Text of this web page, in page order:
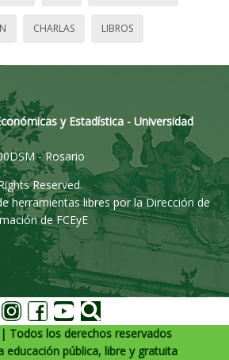
CHARLAS LIBROS
y Estadística - Universidad
- Rosario
Reserved.
herramientas libres por la Dirección de
de FCEyE
| Todos los derechos reservados
educación pública, libre y gratuita